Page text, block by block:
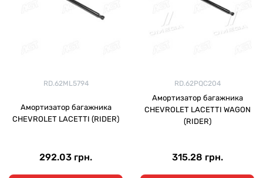
RD.62ML5794
Амортизатор багажника
CHEVROLET LACETTI (RIDER)
292.03 грн.
RD.62PQC204
Амортизатор багажника
CHEVROLET LACETTI WAGON
(RIDER)
315.28 грн.